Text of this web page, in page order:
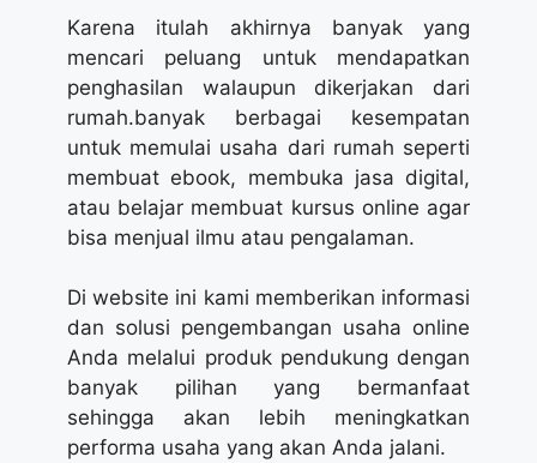
Karena itulah akhirnya banyak yang
mencari peluang untuk mendapatkan
penghasilan walaupun dikerjakan dari
rumah.banyak berbagai kesempatan
untuk memulai usaha dari rumah seperti
membuat ebook, membuka jasa digital,
atau belajar membuat kursus online agar
bisa menjual ilmu atau pengalaman.
Di website ini kami memberikan informasi
dan solusi pengembangan usaha online
Anda melalui produk pendukung dengan
banyak pilihan yang bermanfaat
sehingga akan lebih meningkatkan
performa usaha yang akan Anda jalani.